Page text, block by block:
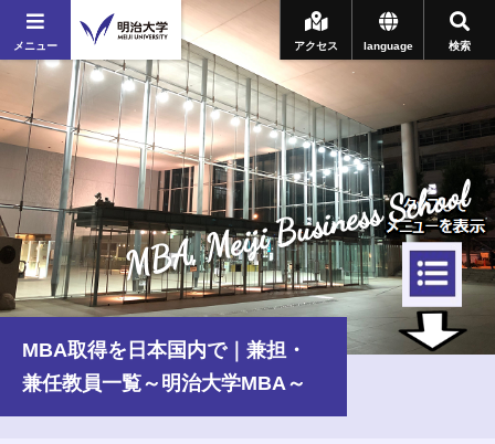
メニュー 検索
language
アクセス
MBA, Meiji Business School
MBA取得を日本国内で｜兼担・
兼任教員一覧～明治大学MBA～